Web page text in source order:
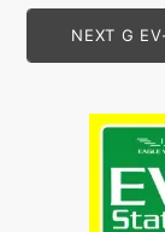
NEXT G